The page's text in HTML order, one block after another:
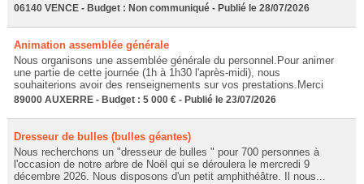
06140 VENCE - Budget : Non communiqué - Publié le 28/07/2026
Animation assemblée générale
Nous organisons une assemblée générale du personnel.Pour animer
une partie de cette journée (1h à 1h30 l'après-midi), nous
souhaiterions avoir des renseignements sur vos prestations.Merci
89000 AUXERRE - Budget : 5 000 € - Publié le 23/07/2026
Dresseur de bulles (bulles géantes)
Nous recherchons un "dresseur de bulles " pour 700 personnes à
l'occasion de notre arbre de Noël qui se déroulera le mercredi 9
décembre 2026. Nous disposons d'un petit amphithéâtre. Il nous...